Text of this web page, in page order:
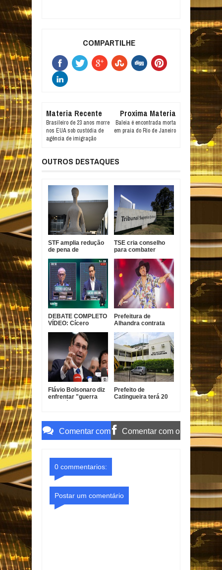
COMPARTILHE
Materia Recente
Brasileiro de 23 anos morre
nos EUA sob custódia de
agência de imigração
Proxima Materia
Baleia é encontrada morta
em praia do Rio de Janeiro
OUTROS DESTAQUES
STF amplia redução
de pena de
janeiro
TSE cria conselho
para combater
indevido de IA
DEBATE COMPLETO
VÍDEO: Cícero
da Ponte do Futuro e
Lucas diz que ex-
prefeito tem
experiência com
obra parada
Prefeitura de
Alhandra contrata
por R$ 750 mil para
show da festa da
padroeira
Flávio Bolsonaro diz
enfrentar "guerra
Prefeito de
Catingueira terá 20
irregular de R$ 546
mil
Comentar com Comentar com o
0 commentarios:
Postar um comentário